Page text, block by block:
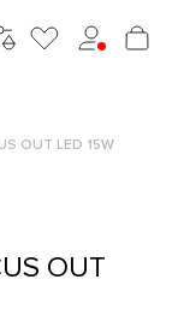
OUT LED 15W
OUT